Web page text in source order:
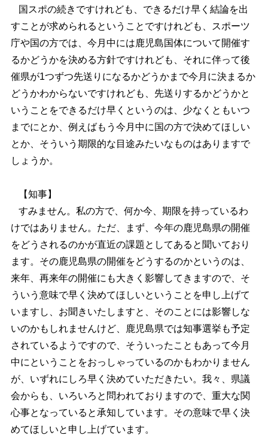
国スポの続きですけれども、できるだけ早く結論を出
すことが求められるということですけれども、スポーツ
庁や国の方では、今月中には鹿児島国体について開催す
るかどうかを決める方針ですけれども、それに伴って後
催県が1つずつ先送りになるかどうかまで今月に決まるか
どうかわからないですけれども、先送りするかどうかと
いうことをできるだけ早くというのは、少なくともいつ
までにとか、例えばもう今月中に国の方で決めてほしい
とか、そういう期限的な目途みたいなものはありますで
しょうか。
【知事】
すみません。私の方で、何か今、期限を持っているわ
けではありません。ただ、まず、今年の鹿児島県の開催
をどうされるのかが直近の課題としてあると聞いており
ます。その鹿児島県の開催をどうするのかというのは、
来年、再来年の開催にも大きく影響してきますので、そ
ういう意味で早く決めてほしいということを申し上げて
いますし、お聞きいたしますと、そのことには影響しな
いのかもしれませんけど、鹿児島県では知事選挙も予定
されているようですので、そういったこともあって今月
中にということをおっしゃっているのかもわかりません
が、いずれにしろ早く決めていただきたい。我々、県議
会からも、いろいろと問われておりますので、重大な関
心事となっていると承知しています。その意味で早く決
めてほしいと申し上げています。